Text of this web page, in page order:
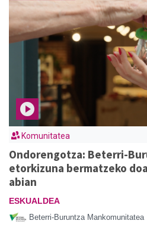
Komunitatea
Ondorengotza: Beterri-
etorkizuna bermatzeko
abian
ESKUALDEA
Beterri-Buruntza Mankomunitatea